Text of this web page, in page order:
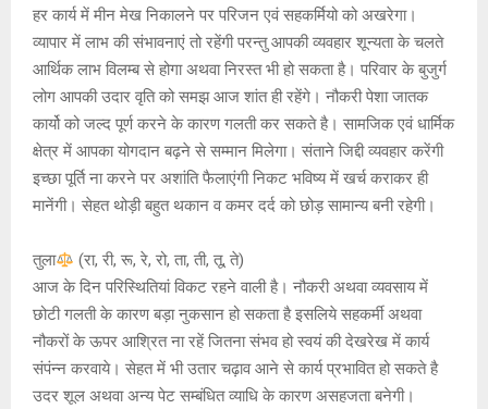
हर कार्य में मीन मेख निकालने पर परिजन एवं सहकर्मियो को अखरेगा।
व्यापार में लाभ की संभावनाएं तो रहेंगी परन्तु आपकी व्यवहार शून्यता के चलते
आर्थिक लाभ विलम्ब से होगा अथवा निरस्त भी हो सकता है। परिवार के बुजुर्ग
लोग आपकी उदार वृति को समझ आज शांत ही रहेंगे। नौकरी पेशा जातक
कार्यो को जल्द पूर्ण करने के कारण गलती कर सकते है। सामजिक एवं धार्मिक
क्षेत्र में आपका योगदान बढ़ने से सम्मान मिलेगा। संताने जिद्दी व्यवहार करेंगी
इच्छा पूर्ति ना करने पर अशांति फैलाएंगी निकट भविष्य में खर्च कराकर ही
मानेंगी। सेहत थोड़ी बहुत थकान व कमर दर्द को छोड़ सामान्य बनी रहेगी।
तुला
(रा, री, रू, रे, रो, ता, ती, तू, ते)
आज के दिन परिस्थितियां विकट रहने वाली है। नौकरी अथवा व्यवसाय में
छोटी गलती के कारण बड़ा नुकसान हो सकता है इसलिये सहकर्मी अथवा
नौकरों के ऊपर आश्रित ना रहें जितना संभव हो स्वयं की देखरेख में कार्य
संपंन्न करवाये। सेहत में भी उतार चढ़ाव आने से कार्य प्रभावित हो सकते है
उदर शूल अथवा अन्य पेट सम्बंधित व्याधि के कारण असहजता बनेगी।